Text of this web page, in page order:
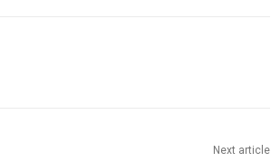
Next article